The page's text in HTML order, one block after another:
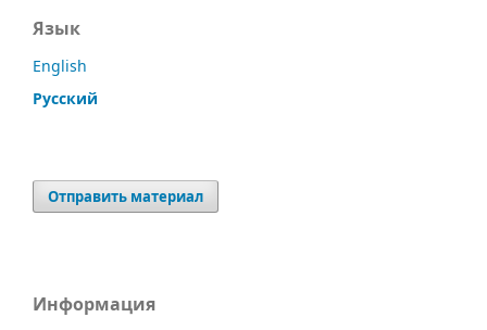
Язык
English
Русский
Отправить материал
Информация